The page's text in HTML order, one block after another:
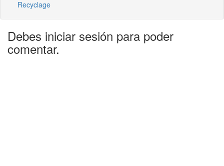
Recyclage
Debes iniciar sesión para poder
comentar.